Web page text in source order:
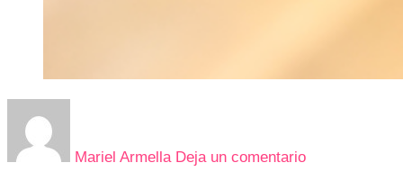
Mariel Armella Deja un comentarioUNA